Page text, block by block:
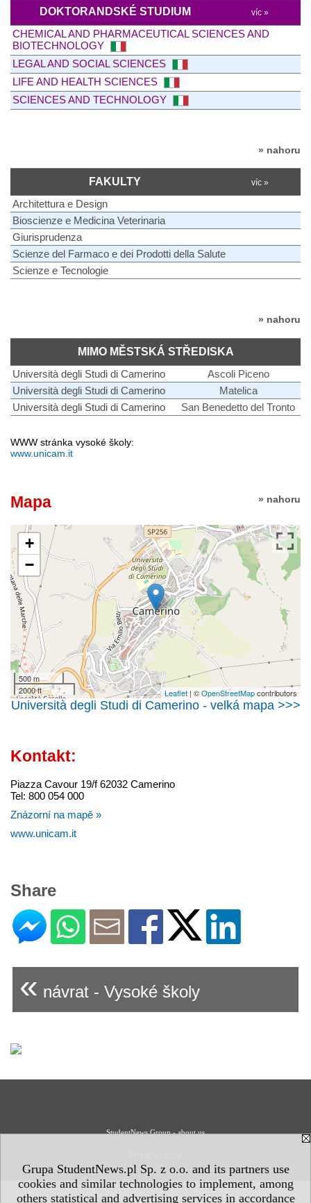
Grupa StudentNews.pl Sp. z o.o. and its partners use
cookies and similar technologies to implement, among
others statistical and advertising services in accordance
DOKTORANDSKÉ STUDIUM víc »
CHEMICAL AND PHARMACEUTICAL SCIENCES AND
BIOTECHNOLOGY
LEGAL AND SOCIAL SCIENCES
LIFE AND HEALTH SCIENCES
SCIENCES AND TECHNOLOGY
» nahoru
FAKULTY víc »
Architettura e Design
Bioscienze e Medicina Veterinaria
Giurisprudenza
Scienze del Farmaco e dei Prodotti della Salute
Scienze e Tecnologie
» nahoru
MIMO MĚSTSKÁ STŘEDISKA
Università degli Studi di Camerino
Ascoli Piceno
Università degli Studi di Camerino
Matelica
Università degli Studi di Camerino
San Benedetto del Tronto
WWW stránka vysoké školy:
www.unicam.it
» nahoru
Mapa
+
−
500 m
2000 ft
Leaflet | ©OpenStreetMapcontributors
Università degli Studi di Camerino - velká mapa >>>
Kontakt:
Piazza Cavour 19/f 62032 Camerino
Tel: 800 054 000
Znázorní na mapě »
www.unicam.it
Share
« návrat - Vysoké školy
StudentNews Group - about us